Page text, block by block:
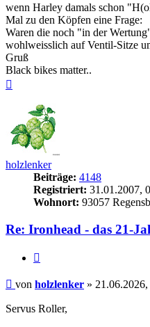
wenn Harley damals schon
Mal zu den Köpfen eine Frage:
Waren die noch "in der
wohlweisslich auf Ventil-Sitze
Gruß
Black bikes matter..
holzlenker
Beiträge: 4148
Registriert: 31.01.2007,
Wohnort: 93057
Re: Ironhead - das 21-
Beitrag
von holzlenker »
Servus Roller,